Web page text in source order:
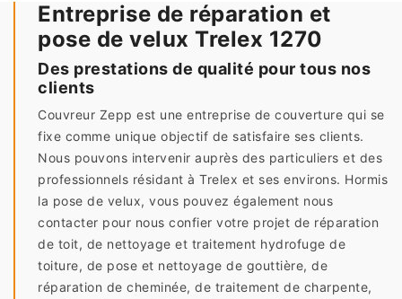
Entreprise de réparation et
pose de velux Trelex 1270
Des prestations de qualité pour tous nos
clients
Couvreur Zepp est une entreprise de couverture qui se
fixe comme unique objectif de satisfaire ses clients.
Nous pouvons intervenir auprès des particuliers et des
professionnels résidant à Trelex et ses environs. Hormis
la pose de velux, vous pouvez également nous
contacter pour nous confier votre projet de réparation
de toit, de nettoyage et traitement hydrofuge de
toiture, de pose et nettoyage de gouttière, de
réparation de cheminée, de traitement de charpente,